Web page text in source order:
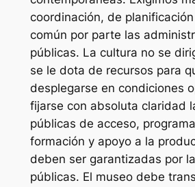
coordinación, de
común por parte las
públicas. La cultura no se
se le dota de recursos para
desplegarse en condiciones
fijarse con absoluta claridad
públicas de acceso,
formación y apoyo a la
deben ser garantizadas por
públicas. El museo debe